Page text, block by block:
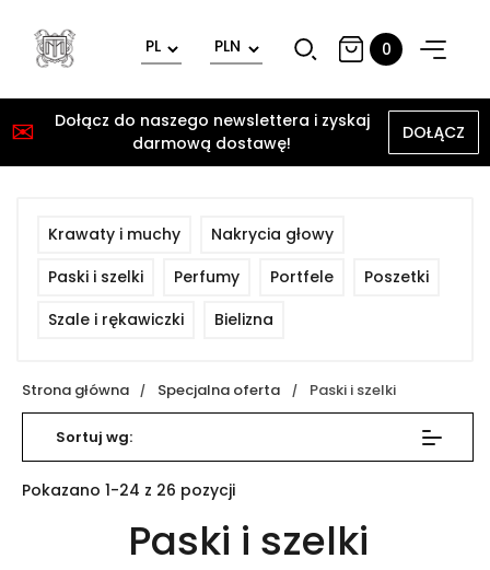
0
Krawaty i muchy
Nakrycia głowy
Paski i szelki
Perfumy Portfele
Poszetki
Szale i rękawiczki
Bielizna
Strona główna Specjalna oferta Paski i szelki
Sortuj wg:
Pokazano 1-24 z 26 pozycji
Paski i szelki
✉
Dołącz do naszego newslettera i zyskaj
darmową dostawę!
DOŁĄCZ